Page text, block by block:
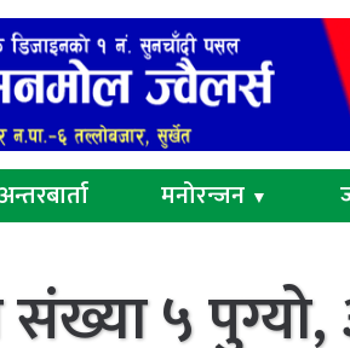
अन्तरबार्ता मनोरन्जन ▼
५ पुग्यो,